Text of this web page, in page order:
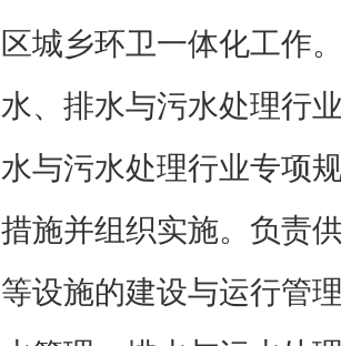
区城乡环卫一体化工
水、排水与污水处理行
水与污水处理行业专项
措施并组织实施。负责
等设施的建设与运行管